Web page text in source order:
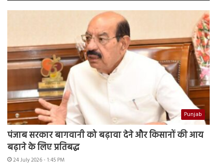
Punjab
पंजाब सरकार बागवानी को बढ़ावा देने और किसानों की आय
बढ़ाने के लिए प्रतिबद्ध
24 July 2026 - 1:45 PM